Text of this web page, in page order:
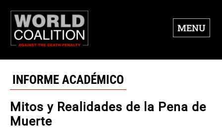
MENU
INFORME ACADÉMICO
Mitos y Realidades de la Pena de
Muerte